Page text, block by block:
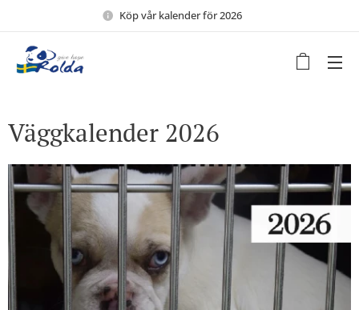
Köp vår kalender för 2026 🖤
Väggkalender 2026